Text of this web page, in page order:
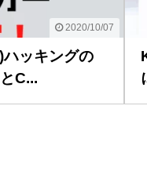
2020/10/07
ッキングの
C...